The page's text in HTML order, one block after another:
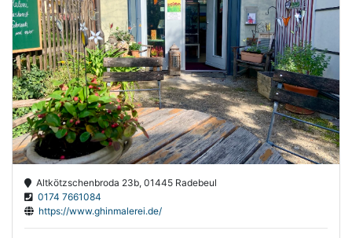
Altkötzschenbroda 23b, 01445 Radebeul
0174 7661084
https://www.ghinmalerei.de/